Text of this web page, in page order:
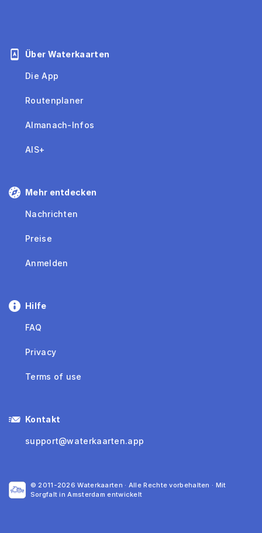
Über Waterkaarten
Die App
Routenplaner
Almanach-Infos
AIS+
Mehr entdecken
Nachrichten
Preise
Anmelden
Hilfe
FAQ
Privacy
Terms of use
Kontakt
support@waterkaarten.app
© 2011-2026 Waterkaarten · Alle Rechte vorbehalten · Mit
Sorgfalt in Amsterdam entwickelt